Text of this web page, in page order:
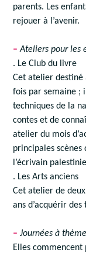
parents. Les
rejouer à l’avenir.
– Ateliers pour les
. Le Club du livre
Cet atelier destiné
fois par semaine ;
techniques de la
contes et de
atelier du mois
principales
l’écrivain
. Les Arts anciens
Cet atelier de
ans d’acquérir
– Journées à
Elles